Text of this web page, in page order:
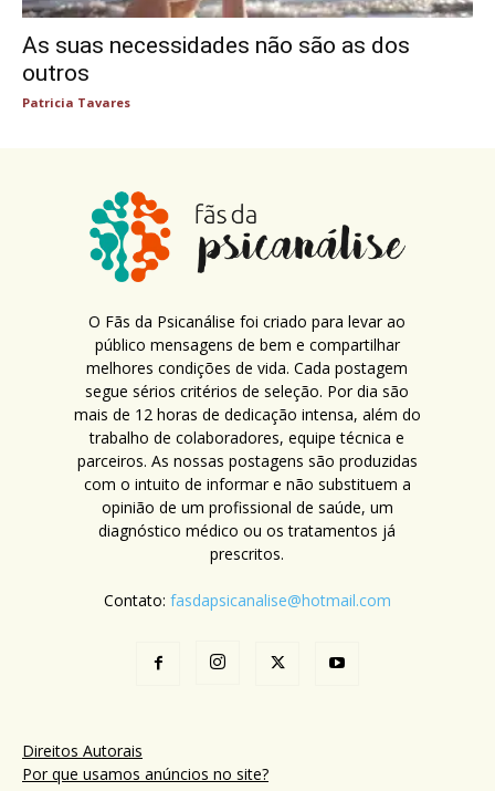
As suas necessidades não são as dos
outros
Patricia Tavares
O Fãs da Psicanálise foi criado para levar ao
público mensagens de bem e compartilhar
melhores condições de vida. Cada postagem
segue sérios critérios de seleção. Por dia são
mais de 12 horas de dedicação intensa, além do
trabalho de colaboradores, equipe técnica e
parceiros. As nossas postagens são produzidas
com o intuito de informar e não substituem a
opinião de um profissional de saúde, um
diagnóstico médico ou os tratamentos já
prescritos.
Contato: fasdapsicanalise@hotmail.com
Direitos Autorais
Por que usamos anúncios no site?